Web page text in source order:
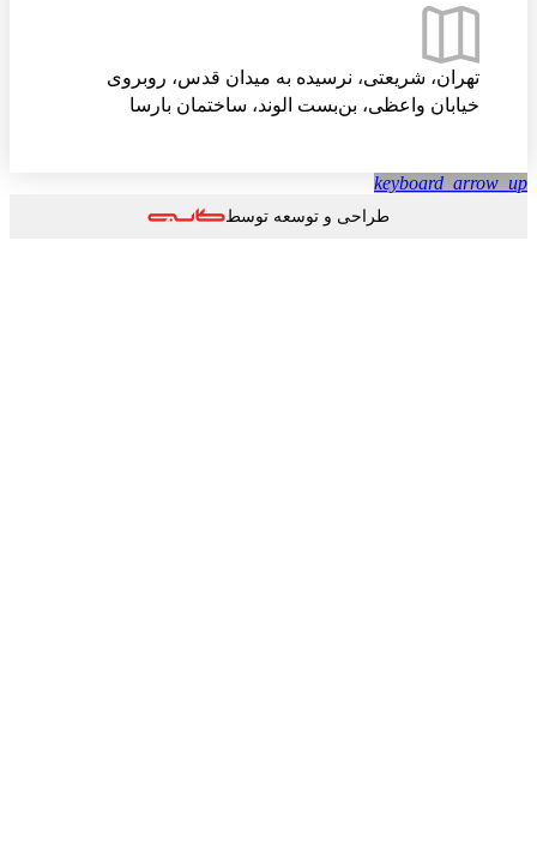
تهران، شریعتی، نرسیده به میدان قدس، روبروی
خیابان واعظی، بن‌بست الوند، ساختمان بارسا
طراحی و توسعه توسط